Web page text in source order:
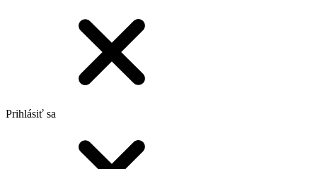
Prihlásiť sa